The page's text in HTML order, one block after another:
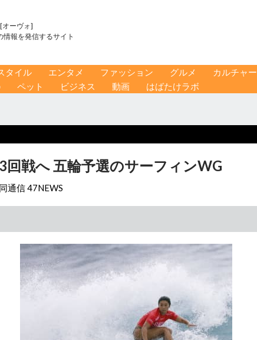
オーヴォ]
情報を発信するサイト
タイル エンタメ ファッション グルメ カルチャー
ペット ビジネス 動画 はばたけラボ
回戦へ 五輪予選のサーフィンWG
通信 47NEWS